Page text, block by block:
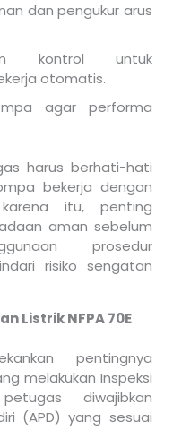
dan pengukur arus
kontrol untuk
otomatis.
agar performa
harus berhati-hati
bekerja dengan
itu, penting
aman sebelum
prosedur
risiko sengatan
Listrik NFPA 70E
pentingnya
melakukan Inspeksi
diwajibkan
(APD) yang sesuai